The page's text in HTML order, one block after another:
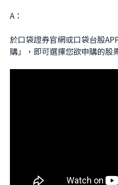
A：
於口袋證券官網或口袋台股
購」，即可選擇您欲申購的股